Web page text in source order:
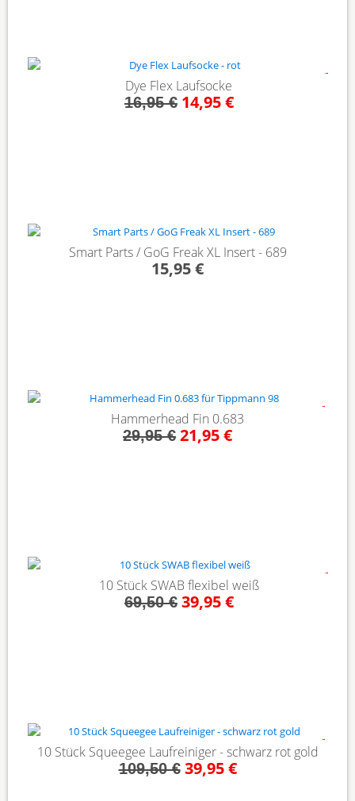
Dye Flex Laufsocke
16,95 €14,95 €
Smart Parts / GoG Freak XL Insert - 689
15,95 €
Hammerhead Fin 0.683
29,95 € 21,95 €
10 Stück SWAB flexibel weiß
69,50 €39,95 €
- 64%
10 Stück Squeegee Laufreiniger - schwarz rot gold
109,50 €39,95 €